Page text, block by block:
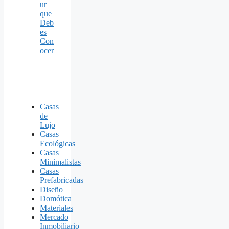
ur
que
Deb
es
Con
ocer
Casas
de
Lujo
Casas
Ecológicas
Casas
Minimalistas
Casas
Prefabricadas
Diseño
Domótica
Materiales
Mercado
Inmobiliario